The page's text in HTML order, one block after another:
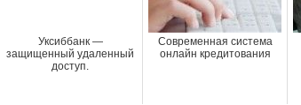
Уксиббанк —
защищенный удаленный
доступ.
Современная система
онлайн кредитования